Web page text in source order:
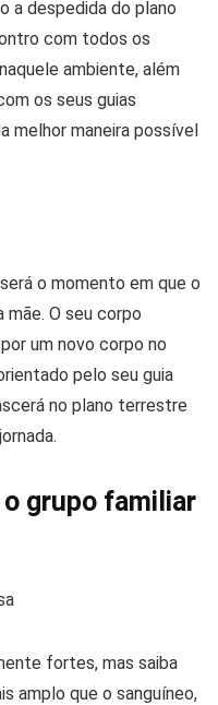
a despedida do plano
com todos os
ambiente, além
os seus guias
melhor maneira possível
o momento em que o
O seu corpo
um novo corpo no
pelo seu guia
no plano terrestre
grupo familiar
fortes, mas saiba
amplo que o sanguíneo,